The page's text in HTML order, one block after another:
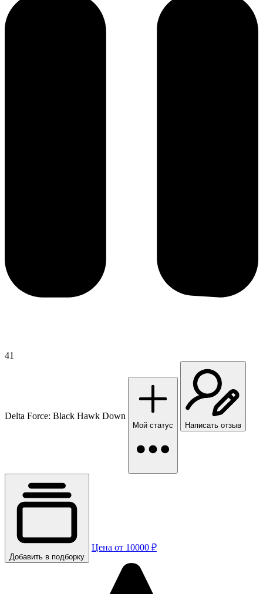
41
Delta Force: Black Hawk Down
Мой статус Написать отзыв
Добавить в подборку
Цена от 10000 ₽